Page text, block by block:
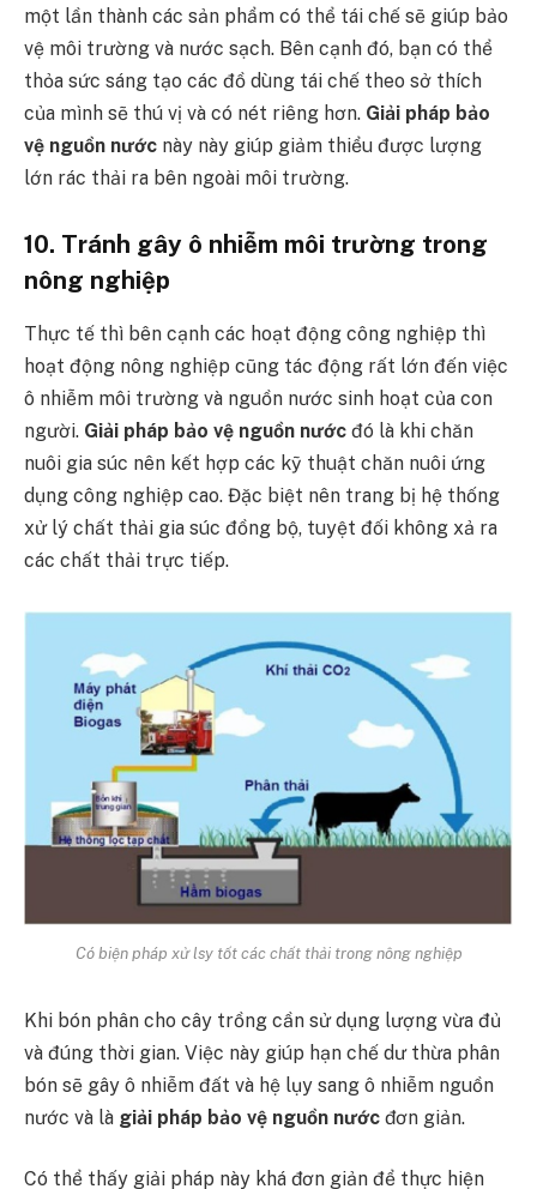
một lần thành các sản phẩm có thể tái chế sẽ giúp bảo
vệ môi trường và nước sạch. Bên cạnh đó, bạn có thể
thỏa sức sáng tạo các đồ dùng tái chế theo sở thích
của mình sẽ thú vị và có nét riêng hơn. Giải pháp bảo
vệ nguồn nước này này giúp giảm thiểu được lượng
lớn rác thải ra bên ngoài môi trường.
10. Tránh gây ô nhiễm môi trường trong
nông nghiệp
Thực tế thì bên cạnh các hoạt động công nghiệp thì
hoạt động nông nghiệp cũng tác động rất lớn đến việc
ô nhiễm môi trường và nguồn nước sinh hoạt của con
người. Giải pháp bảo vệ nguồn nước đó là khi chăn
nuôi gia súc nên kết hợp các kỹ thuật chăn nuôi ứng
dụng công nghiệp cao. Đặc biệt nên trang bị hệ thống
xử lý chất thải gia súc đồng bộ, tuyệt đối không xả ra
các chất thải trực tiếp.
Có biện pháp xử lsy tốt các chất thải trong nông nghiệp
Khi bón phân cho cây trồng cần sử dụng lượng vừa đủ
và đúng thời gian. Việc này giúp hạn chế dư thừa phân
bón sẽ gây ô nhiễm đất và hệ lụy sang ô nhiễm nguồn
nước và là giải pháp bảo vệ nguồn nước đơn giản.
Có thể thấy giải pháp này khá đơn giản để thực hiện